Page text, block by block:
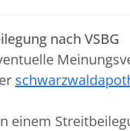
nach VSBG
einem